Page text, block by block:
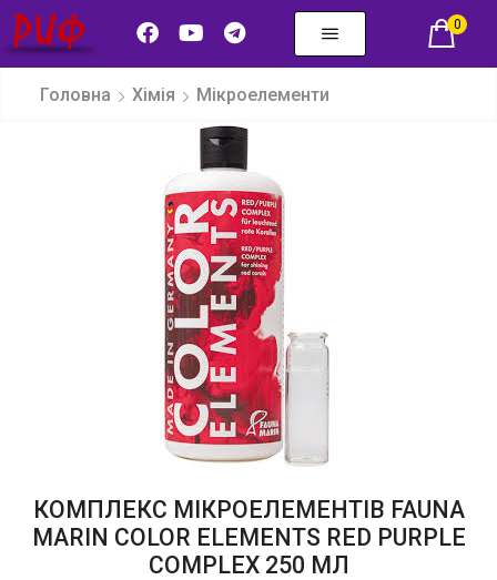
0
Головна Хімія Мікроелементи
КОМПЛЕКС МІКРОЕЛЕМЕНТІВ FAUNA
MARIN COLOR ELEMENTS RED PURPLE
COMPLEX 250 МЛ